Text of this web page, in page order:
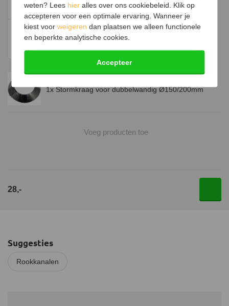
Hittebestendige siliconenkit
14,95
1x Stormkraag voor dubbelwandig Ø150/200mm
Voeg producten toe
28,-
Suggesties
Rookkanalen
weten? Lees hier alles over ons cookiebeleid. Klik op
accepteren voor een optimale ervaring. Wanneer je
kiest voorweigeren dan plaatsen we alleen functionele
en beperkte analytische cookies.
Accepteer